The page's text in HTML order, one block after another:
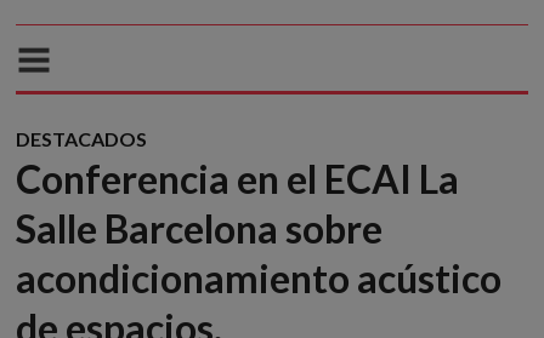
DESTACADOS
Conferencia en el ECAI La
Salle Barcelona sobre
acondicionamiento acústico
de espacios.